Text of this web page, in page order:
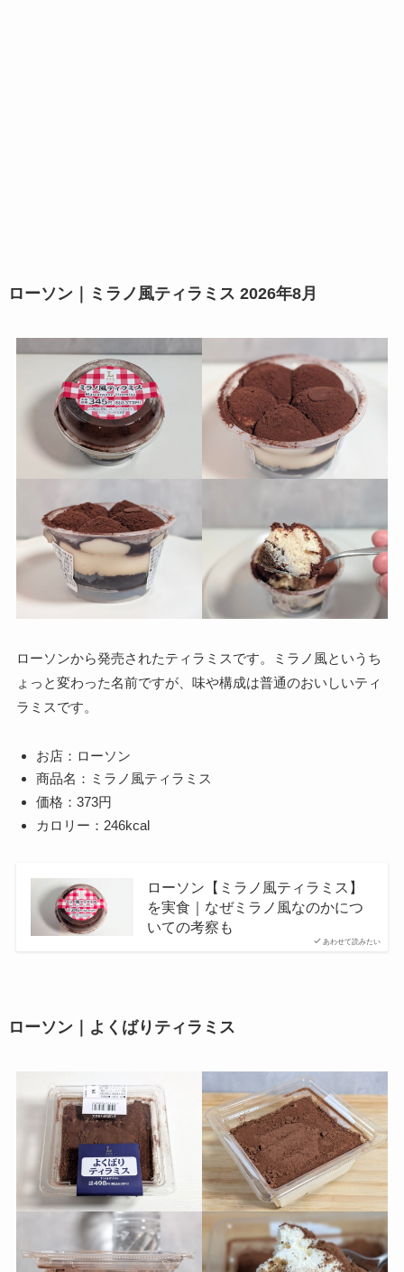
ローソン｜ミラノ風ティラミス 2026年8月
ローソンから発売されたティラミスです。ミラノ風というち
ょっと変わった名前ですが、味や構成は普通のおいしいティ
ラミスです。
お店：ローソン
商品名：ミラノ風ティラミス
価格：373円
カロリー：246kcal
あわせて読みたい
ローソン【ミラノ風ティラミス】
を実食｜なぜミラノ風なのかにつ
いての考察も
ローソン｜よくばりティラミス